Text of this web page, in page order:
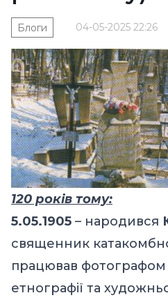
04-05-2025 22:26
Блоги
120 років тому:
5.05.1905 – народився
священник
працював
етнографії та